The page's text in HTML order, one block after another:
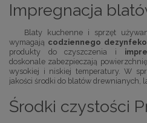
Impregnacja
Blaty kuchenne i sprzęt
wymagają codziennego
produkty do czyszczenia i
doskonale zabezpieczają
wysokiej i niskiej temperatury. W
jakości środki do blatów drewnianych,
Środki czystości